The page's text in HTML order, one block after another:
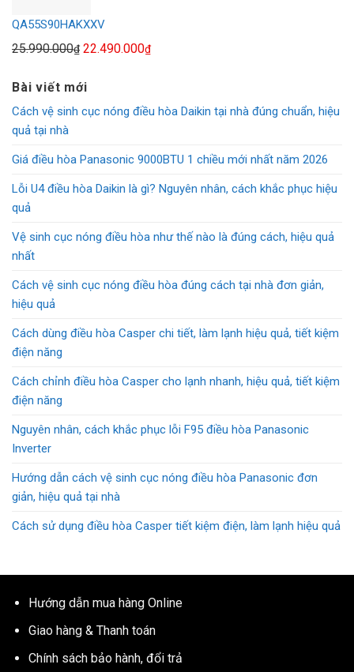
QA55S90HAKXXV
25.990.000₫ Giá
là:
25.990.000₫.
22.490.000₫Giá
là:
Bài viết mới
Cách vệ sinh cục nóng điều hòa Daikin tại nhà đúng chuẩn, hiệu
quả tại nhà
Giá điều hòa Panasonic 9000BTU 1 chiều mới nhất năm 2026
Lỗi U4 điều hòa Daikin là gì? Nguyên nhân, cách khắc phục hiệu
quả
Vệ sinh cục nóng điều hòa như thế nào là đúng cách, hiệu quả
nhất
Cách vệ sinh cục nóng điều hòa đúng cách tại nhà đơn giản,
hiệu quả
Cách dùng điều hòa Casper chi tiết, làm lạnh hiệu quả, tiết kiệm
điện năng
Cách chỉnh điều hòa Casper cho lạnh nhanh, hiệu quả, tiết kiệm
điện năng
Nguyên nhân, cách khắc phục lỗi F95 điều hòa Panasonic
Inverter
Hướng dẫn cách vệ sinh cục nóng điều hòa Panasonic đơn
giản, hiệu quả tại nhà
Cách sử dụng điều hòa Casper tiết kiệm điện, làm lạnh hiệu quả
Hướng dẫn mua hàng Online
Giao hàng & Thanh toán
Chính sách bảo hành, đổi trả